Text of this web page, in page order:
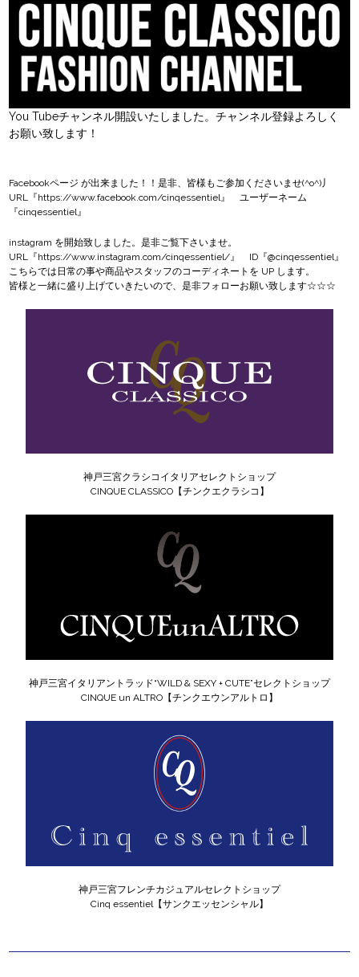
You Tubeチャンネル開設いたしました。チャンネル登録よろしく
お願い致します！
Facebookページ が出来ました！！是非、皆様もご参加くださいませ(^o^)丿
URL『https://www.facebook.com/cinqessentiel 』 ユーザーネーム
『cinqessentiel』
instagram を開始致しました。是非ご覧下さいませ。
URL『https://www.instagram.com/cinqessentiel/ 』 ID『@cinqessentiel』
こちらでは日常の事や商品やスタッフのコーディネートを UP します。
皆様と一緒に盛り上げていきたいので、是非フォローお願い致します☆☆☆
神戸三宮クラシコイタリアセレクトショップ
CINQUE CLASSICO【チンクエクラシコ】
神戸三宮イタリアントラッド“WILD & SEXY + CUTE”セレクトショップ
CINQUE un ALTRO【チンクエウンアルトロ】
神戸三宮フレンチカジュアルセレクトショップ
Cinq essentiel【サンクエッセンシャル】